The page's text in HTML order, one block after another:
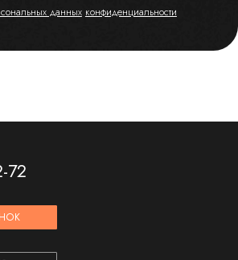
данных конфиденциальности
72